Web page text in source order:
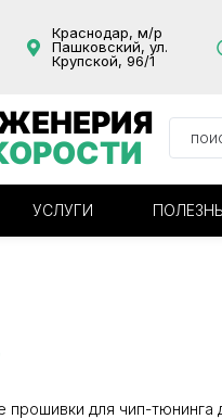
Краснодар, м/р
Пашковский, ул.
Крупской, 96/1
УСЛУГИ
прошивки для чип-тюнинга